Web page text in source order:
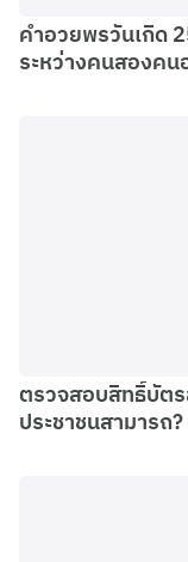
คําอวยพรวันเกิด
ระหว่างคนสองค
ตรวจสอบสิทธิ์บัต
ประชาชนสามารถ?